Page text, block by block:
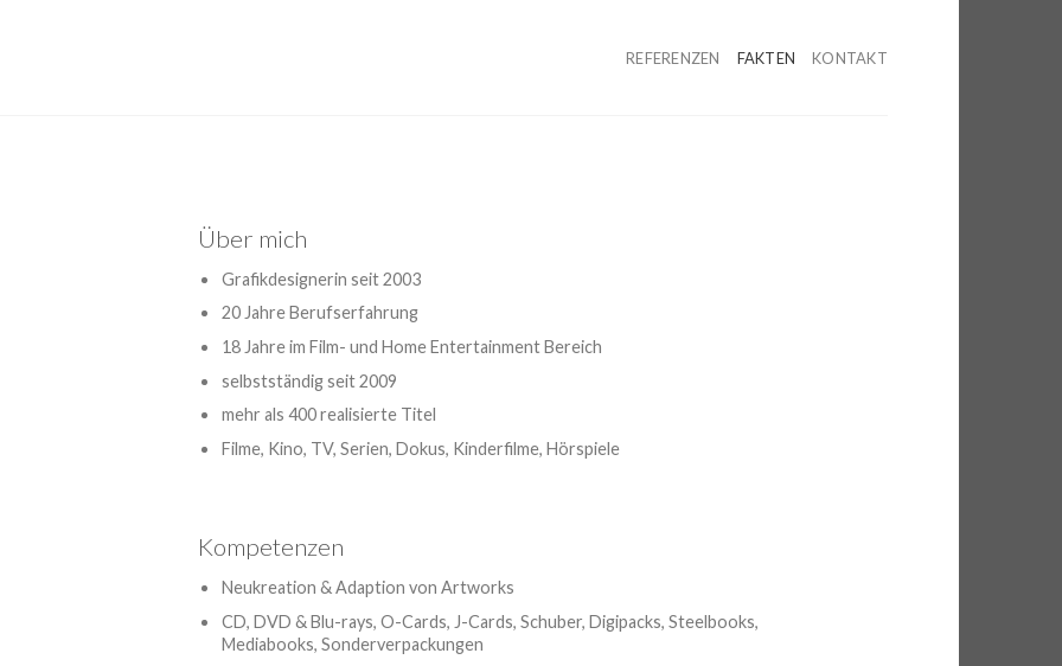
REFERENZEN FAKTEN KONTAKT
Über mich
Grafikdesignerin seit 2003
20 Jahre Berufserfahrung
18 Jahre im Film- und Home Entertainment Bereich
selbstständig seit 2009
mehr als 400 realisierte Titel
Filme, Kino, TV, Serien, Dokus, Kinderfilme, Hörspiele
Kompetenzen
Neukreation & Adaption von Artworks
CD, DVD & Blu-rays, O-Cards, J-Cards, Schuber, Digipacks, Steelbooks,
Mediabooks, Sonderverpackungen